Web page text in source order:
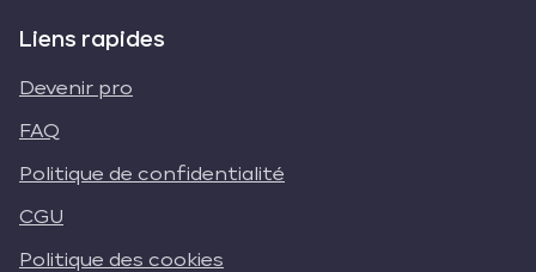
Liens rapides
Devenir pro
FAQ
Politique de confidentialité
CGU
Politique des cookies